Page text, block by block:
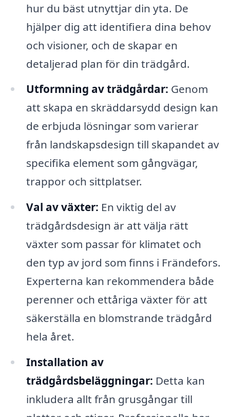
hur du bäst utnyttjar din yta. De
hjälper dig att identifiera dina behov
och visioner, och de skapar en
detaljerad plan för din trädgård.
Utformning av trädgårdar: Genom
att skapa en skräddarsydd design kan
de erbjuda lösningar som varierar
från landskapsdesign till skapandet av
specifika element som gångvägar,
trappor och sittplatser.
Val av växter: En viktig del av
trädgårdsdesign är att välja rätt
växter som passar för klimatet och
den typ av jord som finns i Frändefors.
Experterna kan rekommendera både
perenner och ettåriga växter för att
säkerställa en blomstrande trädgård
hela året.
Installation av
trädgårdsbeläggningar: Detta kan
inkludera allt från grusgångar till